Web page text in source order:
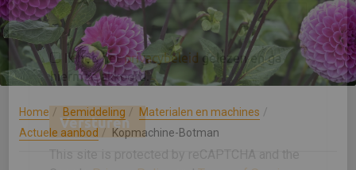
Home Bemiddeling
Materialen en machines
Actuele aanbod
Kopmachine-Botman
Achternaam*
E-mail*